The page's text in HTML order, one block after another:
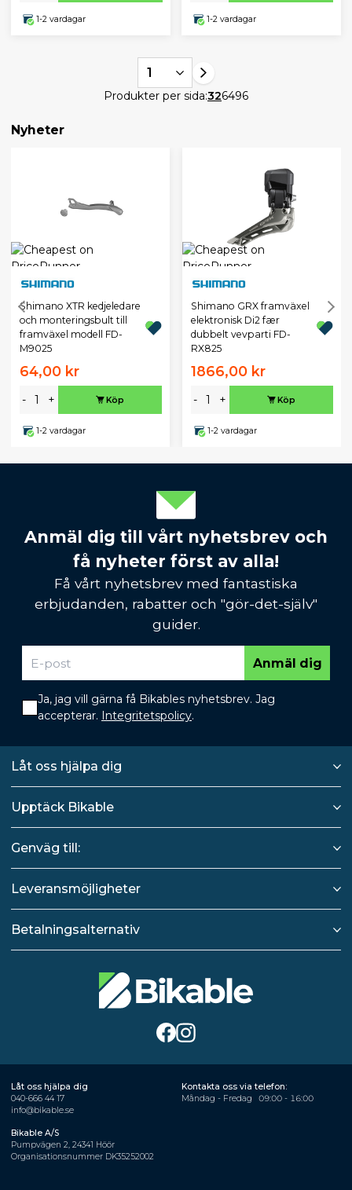
1-2 vardagar 1-2 vardagar
1
Produkter per sida:326496
Nyheter
Shimano XTR kedjeledare
och monteringsbult till
framväxel modell FD-
M9025
64,00 kr
- + Köp
1-2 vardagar
Shimano GRX framväxel
elektronisk Di2 fær
dubbelt vevparti FD-
RX825
1866,00 kr
- + Köp
1-2 vardagar
Anmäl dig till vårt nyhetsbrev och
få nyheter först av alla!
Få vårt nyhetsbrev med fantastiska
erbjudanden, rabatter och "gör-det-själv"
guider.
Anmäl dig
Ja, jag vill gärna få Bikables nyhetsbrev. Jag
accepterar. Integritetspolicy.
Låt oss hjälpa dig
Upptäck Bikable
Genväg till:
Leveransmöjligheter
Betalningsalternativ
Låt oss hjälpa dig
040-666 44 17
info@bikable.se
Kontakta oss via telefon:
Måndag - Fredag
09:00 - 16:00
Bikable A/S
Pumpvägen 2, 24341 Höör
Organisationsnummer DK35252002